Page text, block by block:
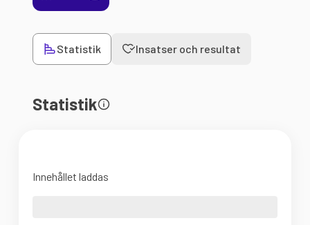
Statistik Insatser och resultat
Statistik
Innehållet laddas